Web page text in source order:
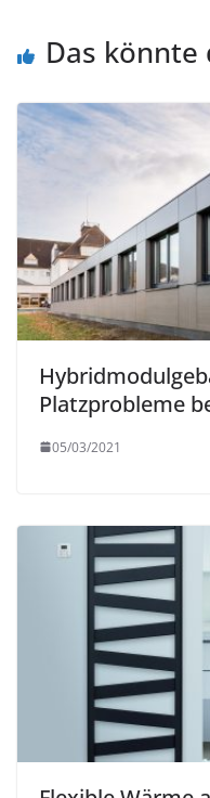
Das könnte
Platzprobleme
05/03/2021